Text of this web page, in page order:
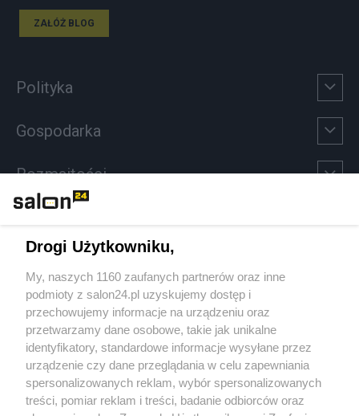
ZAŁÓŻ BLOG
Polityka
Gospodarka
Rozmaitości
Sport
Społeczeństwo
Kultura
Drogi Użytkowniku,
My, naszych 1160 zaufanych partnerów oraz inne
podmioty z salon24.pl uzyskujemy dostęp i
przechowujemy informacje na urządzeniu oraz
przetwarzamy dane osobowe, takie jak unikalne
identyfikatory, standardowe informacje wysyłane przez
urządzenie czy dane przeglądania w celu zapewniania
spersonalizowanych reklam, wybór spersonalizowanych
treści, pomiar reklam i treści, badanie odbiorców oraz